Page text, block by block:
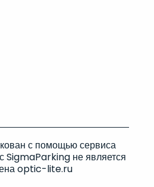
с помощью сервиса
не является
optic-lite.ru